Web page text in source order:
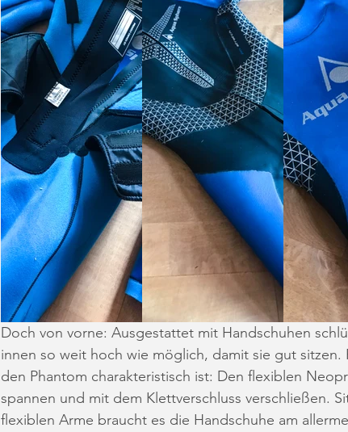
Doch von vorne: Ausgestattet mit Handschuhen
innen so weit hoch wie möglich, damit sie gut
den Phantom charakteristisch ist: Den flexiblen
spannen und mit dem Klettverschluss verschließen.
flexiblen Arme braucht es die Handschuhe am